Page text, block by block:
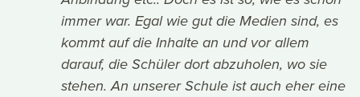
immer war. Egal wie gut die Medien sind, es
kommt auf die Inhalte an und vor allem
darauf, die Schüler dort abzuholen, wo sie
stehen. An unserer Schule ist auch eher eine